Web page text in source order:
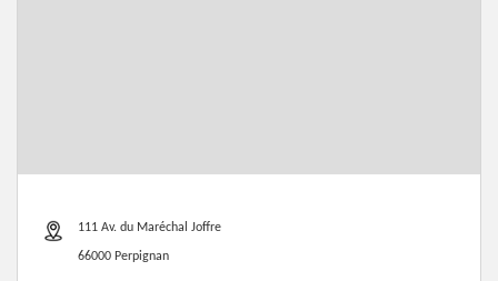
111 Av. du Maréchal Joffre
66000 Perpignan